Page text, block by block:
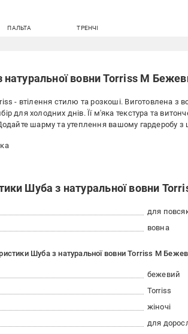
ПАЛЬТА ТРЕНЧІ
вовни Torriss M
- втілення стилю та розкоші. Виготовлена з
для холодних днів. Її м'яка текстура та
Додайте шарму та утеплення вашому гардеробу
Шуба з натуральної вовни
для
вовна
Шуба з натуральної вовни Torriss M
бежевий
Torriss
жіночі
для